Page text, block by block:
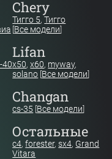
Chery
Тигго 5,Тигго
[Все модели]
40
Lifan
x50,x60, myway,
solano [Все модели]
Changan
cs-35 [Все модели]
Остальные
c4,forester,sx4, Grand
Vitara